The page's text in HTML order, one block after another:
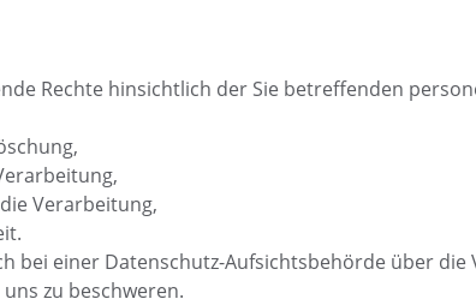
Rechte hinsichtlich der Sie betreffenden
Verarbeitung,
bei einer Datenschutz-Aufsichtsbehörde über
zu beschweren.